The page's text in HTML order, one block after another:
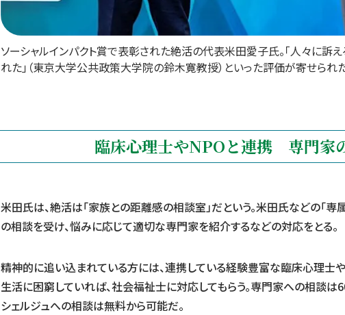
ソーシャルインパクト賞で表彰された絶活の代表米田愛子氏。「人々に訴
れた」（東京大学公共政策大学院の鈴木寛教授）といった評価が寄せられ
臨床心理士やNPOと連携 専門家
米田氏は、絶活は「家族との距離感の相談室」だという。米田氏などの「専
の相談を受け、悩みに応じて適切な専門家を紹介するなどの対応をとる。
精神的に追い込まれている方には、連携している経験豊富な臨床心理士
生活に困窮していれば、社会福祉士に対応してもらう。専門家への相談
シェルジュへの相談は無料から可能だ。